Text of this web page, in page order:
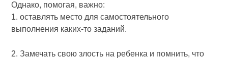
Однако, помогая, важно:
1. оставлять место для самостоятельного
выполнения каких-то заданий.
2. Замечать свою злость на ребенка и помнить, что